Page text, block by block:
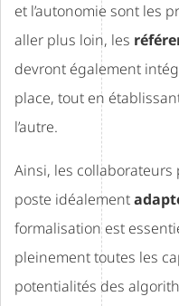
et l’autonomie sont les
aller plus loin, les
devront également
place, tout en
l’autre.
Ainsi, les
poste idéalement
formalisation est
pleinement toutes les
potentialités des